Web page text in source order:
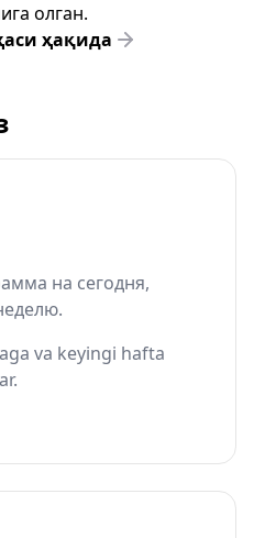
олган.
ҳақида
на сегодня,
va keyingi hafta